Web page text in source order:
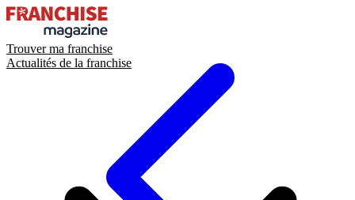
Trouver ma franchise
Actualités de la franchise